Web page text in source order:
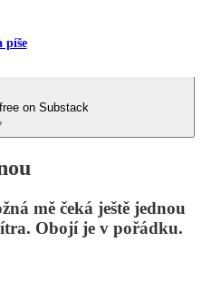
píše
on Substack
mě čeká ještě jednou
Obojí je v pořádku.